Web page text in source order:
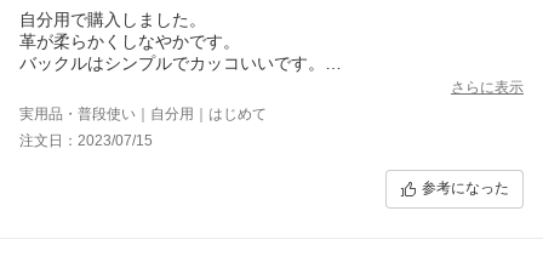
自分用で購入しました。
革が柔らかくしなやかです。
バックルはシンプルでカッコいいです。
さらに表示
実用品・普段使い｜自分用｜はじめて
注文日：2023/07/15
参考になった